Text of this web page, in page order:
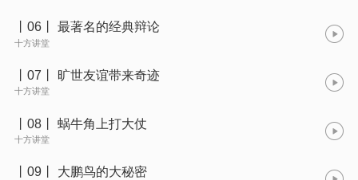
丨06丨 最著名的经典辩论
十方讲堂
丨07丨 旷世友谊带来奇迹
十方讲堂
丨08丨 蜗牛角上打大仗
十方讲堂
丨09丨 大鹏鸟的大秘密